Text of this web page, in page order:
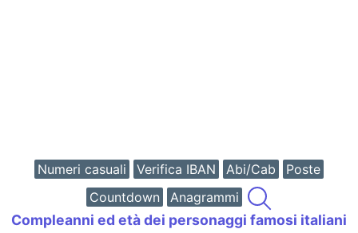
Numeri casuali Verifica IBAN Abi/Cab
Poste
Countdown
Anagrammi
Compleanni ed età dei personaggi famosi italiani